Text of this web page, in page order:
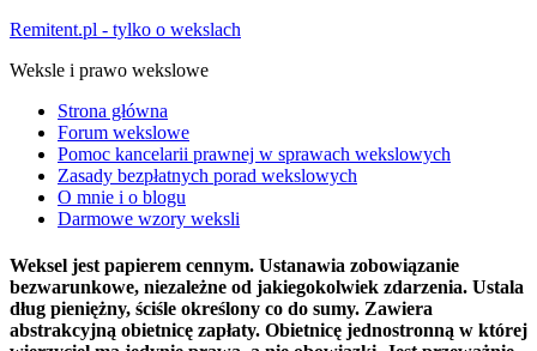
Remitent.pl - tylko o wekslach
Weksle i prawo wekslowe
Strona główna
Forum wekslowe
Pomoc kancelarii prawnej w sprawach wekslowych
Zasady bezpłatnych porad wekslowych
O mnie i o blogu
Darmowe wzory weksli
Weksel jest papierem cennym. Ustanawia zobowiązanie
bezwarunkowe, niezależne od jakiegokolwiek zdarzenia. Ustala
dług pieniężny, ściśle określony co do sumy. Zawiera
abstrakcyjną obietnicę zapłaty. Obietnicę jednostronną w której